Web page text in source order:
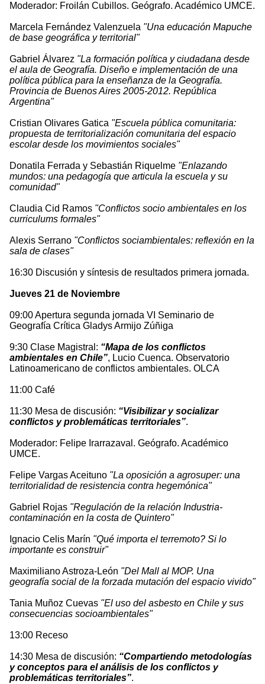
Moderador: Froilán Cubillos. Geógrafo. Académico UMCE.
Marcela Fernández Valenzuela "Una educación Mapuche
de base geográfica y territorial"
Gabriel Álvarez "La formación política y ciudadana desde
el aula de Geografía. Diseño e implementación de una
política pública para la enseñanza de la Geografía.
Provincia de Buenos Aires 2005-2012. República
Argentina"
Cristian Olivares Gatica "Escuela pública comunitaria:
propuesta de territorialización comunitaria del espacio
escolar desde los movimientos sociales"
Donatila Ferrada y Sebastián Riquelme "Enlazando
mundos: una pedagogía que articula la escuela y su
comunidad"
Claudia Cid Ramos "Conflictos socio ambientales en los
curriculums formales"
Alexis Serrano "Conflictos sociambientales: reflexión en la
sala de clases"
16:30 Discusión y síntesis de resultados primera jornada.
Jueves 21 de Noviembre
09:00 Apertura segunda jornada VI Seminario de
Geografía Crítica Gladys Armijo Zúñiga
9:30 Clase Magistral: “Mapa de los conflictos
ambientales en Chile”, Lucio Cuenca. Observatorio
Latinoamericano de conflictos ambientales. OLCA
11:00 Café
11:30 Mesa de discusión: “Visibilizar y socializar
conflictos y problemáticas territoriales”.
Moderador: Felipe Irarrazaval. Geógrafo. Académico
UMCE.
Felipe Vargas Aceituno "La oposición a agrosuper: una
territorialidad de resistencia contra hegemónica"
Gabriel Rojas "Regulación de la relación Industria-
contaminación en la costa de Quintero"
Ignacio Celis Marín "Qué importa el terremoto? Si lo
importante es construir"
Maximiliano Astroza-León "Del Mall al MOP. Una
geografía social de la forzada mutación del espacio vivido"
Tania Muñoz Cuevas "El uso del asbesto en Chile y sus
consecuencias socioambientales"
13:00 Receso
14:30 Mesa de discusión: “Compartiendo metodologías
y conceptos para el análisis de los conflictos y
problemáticas territoriales”.